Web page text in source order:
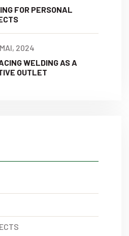
FOR PERSONAL
2024
WELDING AS A
OUTLET